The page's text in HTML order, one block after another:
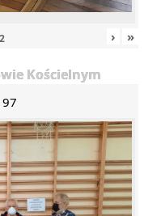
› »
Kościelnym